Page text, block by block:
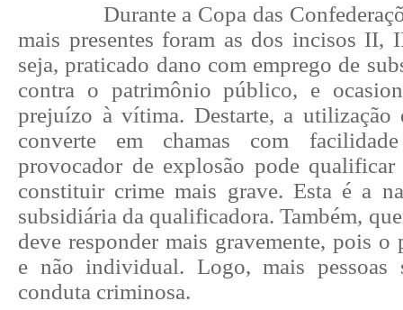
Durante a Copa das
mais presentes foram as dos incisos
seja, praticado dano com emprego de
contra o patrimônio público, e
prejuízo à vítima. Destarte, a utilização
converte em chamas com
provocador de explosão pode
constituir crime mais grave. Esta é a
subsidiária da qualificadora. Também,
deve responder mais gravemente, pois
e não individual. Logo, mais pessoas
conduta criminosa.